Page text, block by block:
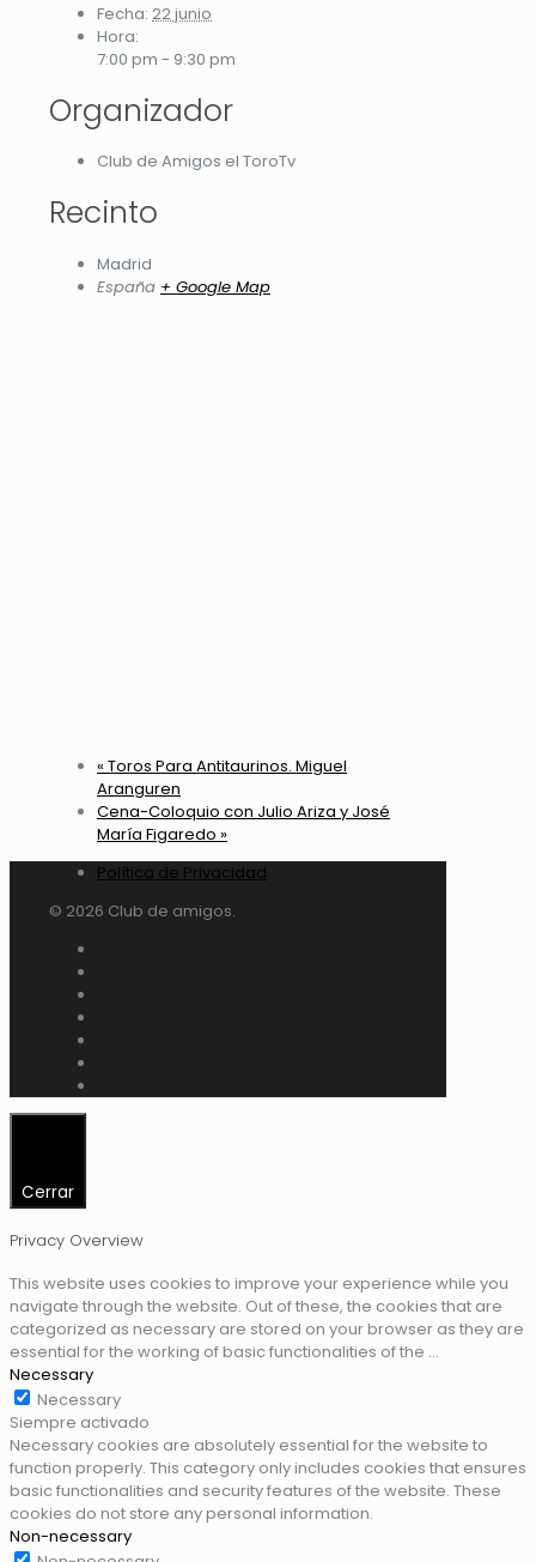
Fecha: 22 junio
Hora:
7:00 pm - 9:30 pm
Organizador
Club de Amigos el ToroTv
Recinto
Madrid
España + Google Map
« Toros Para Antitaurinos. Miguel
Aranguren
Cena-Coloquio con Julio Ariza y José
María Figaredo »
Política de Privacidad
© 2026 Club de amigos.
Cerrar
Privacy Overview
This website uses cookies to improve your experience while you
navigate through the website. Out of these, the cookies that are
categorized as necessary are stored on your browser as they are
essential for the working of basic functionalities of the ...
Necessary
Necessary
Siempre activado
Necessary cookies are absolutely essential for the website to
function properly. This category only includes cookies that ensures
basic functionalities and security features of the website. These
cookies do not store any personal information.
Non-necessary